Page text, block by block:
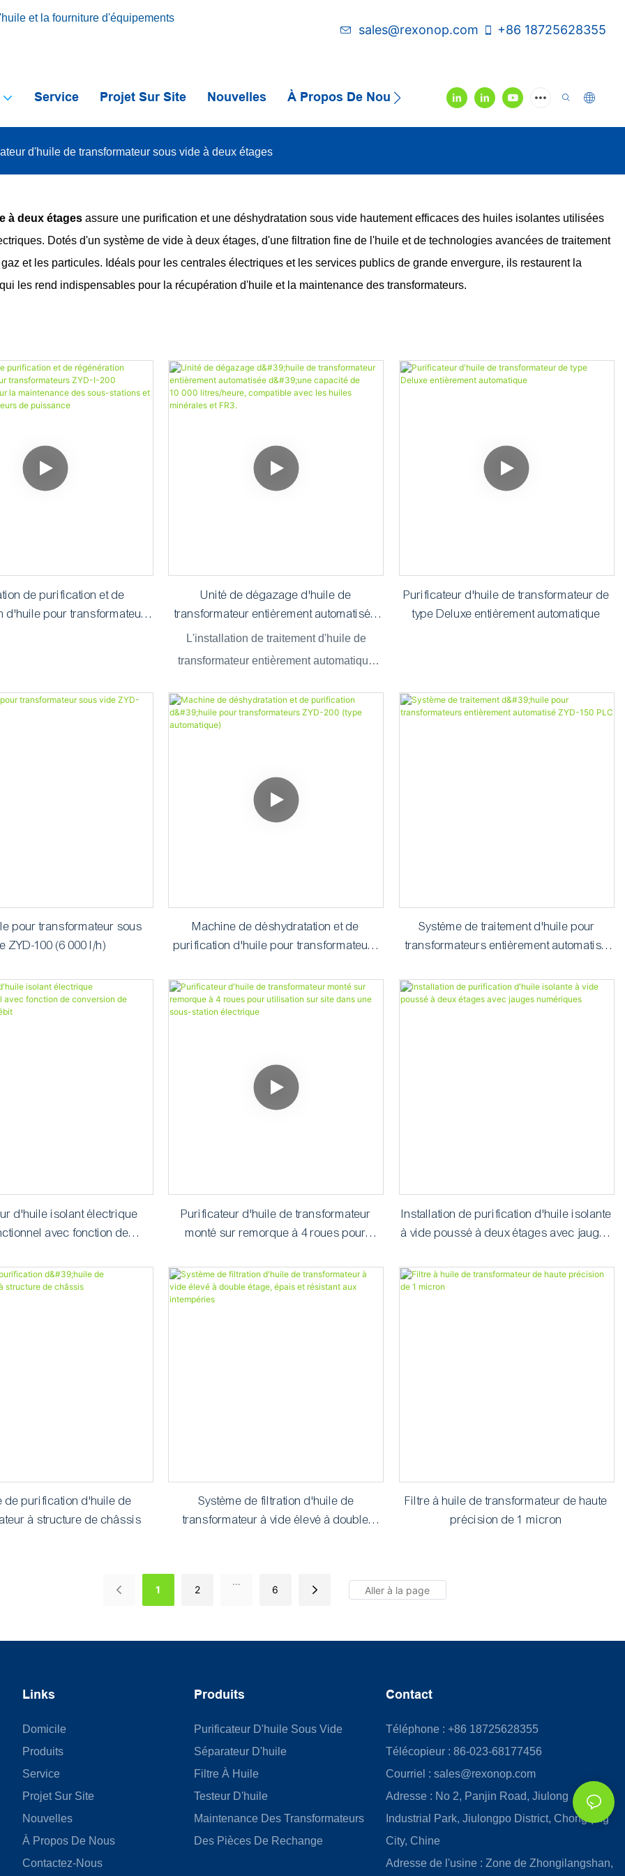
et la fourniture d'équipements
sales@rexonop.com +86 18725628355
Service Projet Sur Site Nouvelles À Propos De Nous Contactez-Nous Vidéo
d'huile de transformateur sous vide à deux étages
à deux étages assure une purification et une déshydratation sous vide hautement efficaces des huiles isolantes utilisées
Dotés d'un système de vide à deux étages, d'une filtration fine de l'huile et de technologies avancées de traitement
et les particules. Idéals pour les centrales électriques et les services publics de grande envergure, ils restaurent la
les rend indispensables pour la récupération d'huile et la maintenance des transformateurs.
de purification et de
d'huile pour transformateurs
Unité de dégazage d'huile de
transformateur entièrement automatisée
d'une capacité de 10 000 litres/heure,
L'installation de traitement d'huile de
transformateur entièrement automatique
avancé de filtration et de purification d'huile
sous vide spécialement conçu pour l'huile
Purificateur d'huile de transformateur de
type Deluxe entièrement automatique
pour transformateur sous
ZYD-100 (6 000 l/h)
Machine de déshydratation et de
purification d'huile pour transformateurs
Système de traitement d'huile pour
transformateurs entièrement automatisé
d'huile isolant électrique
avec fonction de
Purificateur d'huile de transformateur
monté sur remorque à 4 roues pour
électrique
Installation de purification d'huile isolante
à vide poussé à deux étages avec jauges
de purification d'huile de
à structure de châssis
Système de filtration d'huile de
transformateur à vide élevé à double
Filtre à huile de transformateur de haute
précision de 1 micron
1 2
...
6
Links
Domicile
Produits
Service
Projet Sur Site
Nouvelles
À Propos De Nous
Contactez-Nous
Produits
Purificateur D'huile Sous Vide
Séparateur D'huile
Filtre À Huile
Testeur D'huile
Maintenance Des Transformateurs
Des Pièces De Rechange
Contact
Téléphone : +86 18725628355
Télécopieur : 86-023-68177456
Courriel : sales@rexonop.com
Adresse : No 2, Panjin Road, Jiulong
Industrial Park, Jiulongpo District, Chongqing
City, Chine
Adresse de l'usine : Zone de Zhongilangshan,